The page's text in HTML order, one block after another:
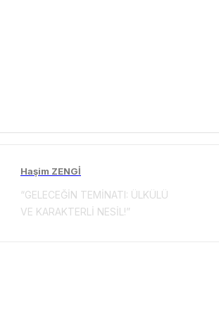
Haşim ZENGİ
“GELECEĞİN TEMİNATI: ÜLKÜLÜ
VE KARAKTERLİ NESİL!”